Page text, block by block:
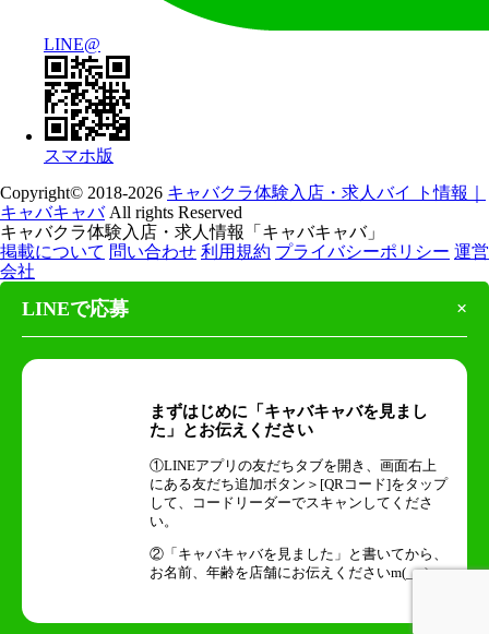
LINE@
スマホ版
Copyright© 2018-2026 キャバクラ体験入店・求人バイ ト情報｜
キャバキャバAll rights Reserved
キャバクラ体験入店・求人情報「キャバキャバ」
掲載について 問い合わせ 利用規約 プライバシーポリシー 運営
会社
LINEで応募 ×
まずはじめに「キャバキャバを見まし
た」とお伝えください
①LINEアプリの友だちタブを開き、画面右上
にある友だち追加ボタン＞[QRコード]をタップ
して、コードリーダーでスキャンしてくださ
い。
②「キャバキャバを見ました」と書いてから、
お名前、年齢を店舗にお伝えくださいm(_ _)m